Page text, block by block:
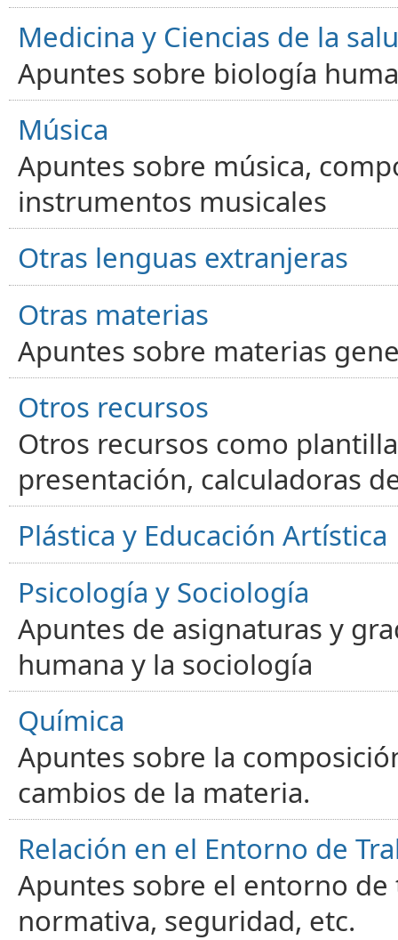
Medicina y Ciencias de la
Apuntes sobre biología
Música
Apuntes sobre música,
instrumentos musicales
Otras lenguas extranjeras
Otras materias
Apuntes sobre materias
Otros recursos
Otros recursos como
presentación, calculadoras
Plástica y Educación Artística
Psicología y Sociología
Apuntes de asignaturas y
humana y la sociología
Química
Apuntes sobre la
cambios de la materia.
Relación en el Entorno de
Apuntes sobre el entorno
normativa, seguridad, etc.